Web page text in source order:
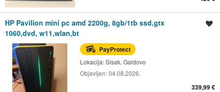
HP Pavilion mini pc amd 2200g, 8gb/1tb ssd,gtx
1060,dvd, w11,wlan,bt
PayProtect
Lokacija:Sisak, Galdovo
Objavljen:04.08.2026.
339,99 €